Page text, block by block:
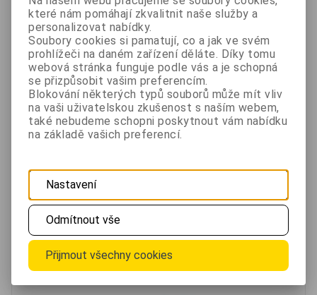
1 580 Kč
bez DPH 1 305,80 Kč Skladem
Oblíbené Porovnat
které nám pomáhají zkvalitnit naše služby a
personalizovat nabídky.
Soubory cookies si pamatují, co a jak ve svém
prohlížeči na daném zařízení děláte. Díky tomu
webová stránka funguje podle vás a je schopná
se přizpůsobit vašim preferencím.
Blokování některých typů souborů může mít vliv
na vaši uživatelskou zkušenost s naším webem,
také nebudeme schopni poskytnout vám nabídku
na základě vašich preferencí.
Nastavení
Odmítnout vše
Přijmout všechny cookies